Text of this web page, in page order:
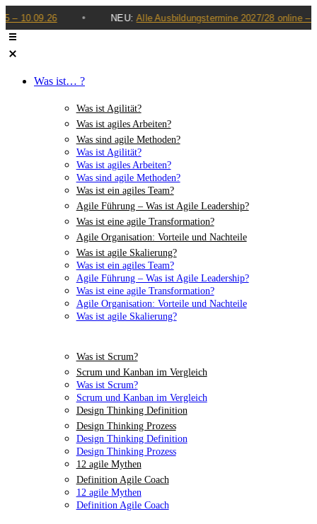
• NEU:Alle Ausbildungstermine 2027/28 online – jetzt
Was ist… ?
Was ist Agilität?
Was ist agiles Arbeiten?
Was sind agile Methoden?
Was ist Agilität?
Was ist agiles Arbeiten?
Was sind agile Methoden?
Was ist ein agiles Team?
Agile Führung – Was ist Agile Leadership?
Was ist eine agile Transformation?
Agile Organisation: Vorteile und Nachteile
Was ist agile Skalierung?
Was ist ein agiles Team?
Agile Führung – Was ist Agile Leadership?
Was ist eine agile Transformation?
Agile Organisation: Vorteile und Nachteile
Was ist agile Skalierung?
Was ist Scrum?
Scrum und Kanban im Vergleich
Was ist Scrum?
Scrum und Kanban im Vergleich
Design Thinking Definition
Design Thinking Prozess
Design Thinking Definition
Design Thinking Prozess
12 agile Mythen
Definition Agile Coach
12 agile Mythen
Definition Agile Coach